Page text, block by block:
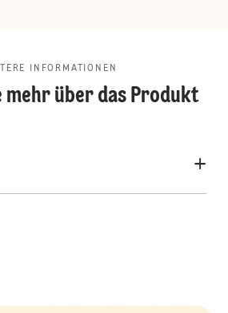
INFORMATIONEN
mehr über das Produkt